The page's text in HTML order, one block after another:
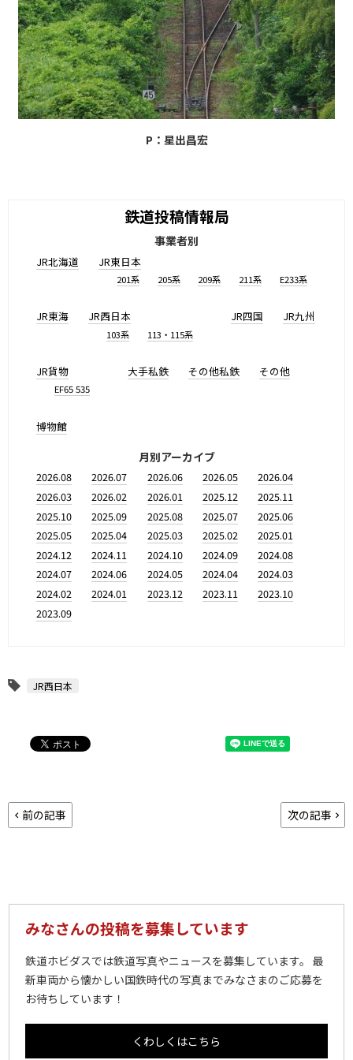
P：星出昌宏
鉄道投稿情報局
事業者別
JR北海道 JR東日本
201系 205系 209系 211系 E233系
JR東海 JR西日本
103系 113・115系
JR四国 JR九州
JR貨物
EF65 535
大手私鉄 その他私鉄 その他
博物館
月別アーカイブ
2026.08 2026.07 2026.06 2026.05
2026.04
2026.03
2026.02 2026.01 2025.12
2025.11
2025.10
2025.09 2025.08 2025.07
2025.06
2025.05
2025.04 2025.03 2025.02
2025.01
2024.12
2024.11 2024.10 2024.09
2024.08
2024.07
2024.06 2024.05 2024.04
2024.03
2024.02
2024.01 2023.12 2023.11
2023.10
2023.09
JR西日本
前の記事 次の記事
みなさんの投稿を募集しています
鉄道ホビダスでは鉄道写真やニュースを募集しています。 最
新車両から懐かしい国鉄時代の写真までみなさまのご応募を
お待ちしています！
くわしくはこちら